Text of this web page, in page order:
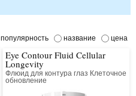
популярность название цена
Eye Contour Fluid Cellular
Longevity
Флюид для контура глаз Клеточное
обновление